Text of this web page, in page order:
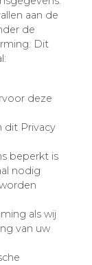
aan de
de
Dit
deze
dit Privacy
beperkt is
nodig
als wij
van uw